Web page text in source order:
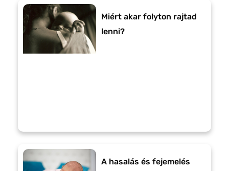
Miért akar folyton rajtad
lenni?
A hasalás és fejemelés